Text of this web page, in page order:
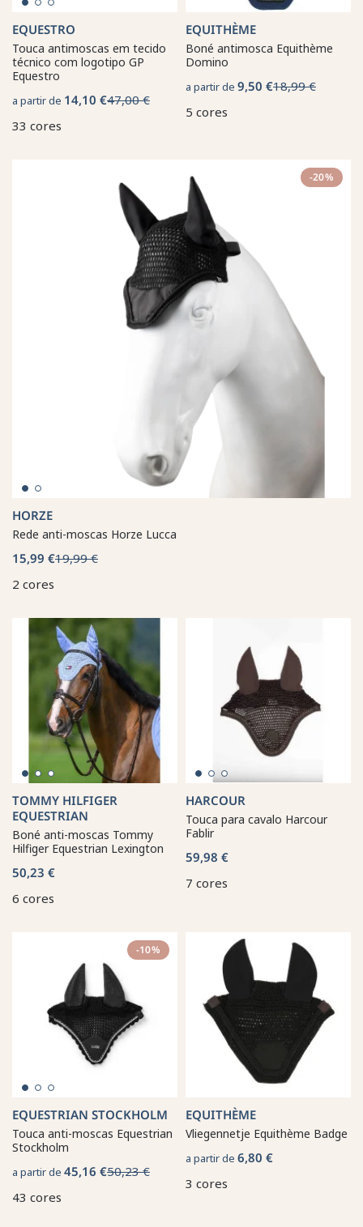
EQUESTRO
Touca antimoscas em tecido
técnico com logotipo GP
Equestro
a partir de 14,10 €47,00 €
33 cores
EQUITHÈME
Boné antimosca Equithème
Domino
a partir de 9,50 €18,99 €
5 cores
-20%
HORZE
Rede anti-moscas Horze Lucca
15,99 €19,99 €
2 cores
TOMMY HILFIGER
EQUESTRIAN
Boné anti-moscas Tommy
Hilfiger Equestrian Lexington
50,23 €
6 cores
HARCOUR
Touca para cavalo Harcour
Fablir
59,98 €
7 cores
-10%
EQUESTRIAN STOCKHOLM
Touca anti-moscas Equestrian
Stockholm
a partir de 45,16 €50,23 €
43 cores
EQUITHÈME
Vliegennetje Equithème Badge
a partir de 6,80 €
3 cores